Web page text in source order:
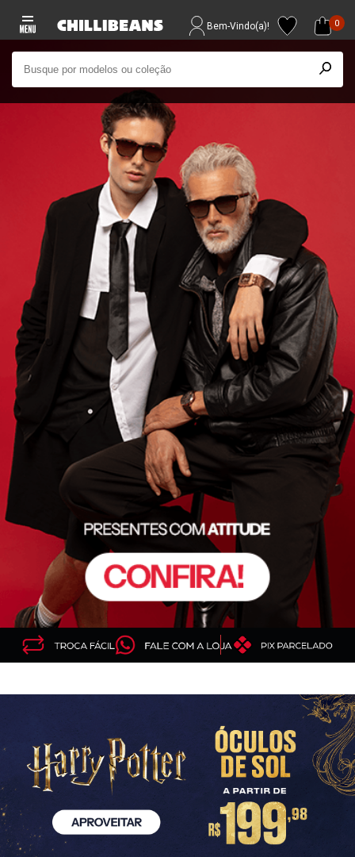
Bem-Vindo(a)! 0